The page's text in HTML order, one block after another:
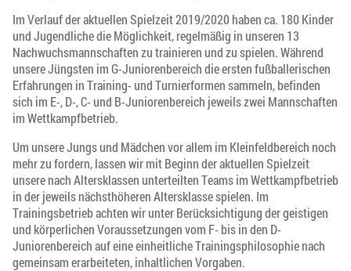
Im Verlauf der aktuellen Spielzeit 2019/2020 haben ca. 180 Kinder
und Jugendliche die Möglichkeit, regelmäßig in unseren 13
Nachwuchsmannschaften zu trainieren und zu spielen. Während
unsere Jüngsten im G-Juniorenbereich die ersten fußballerischen
Erfahrungen in Training- und Turnierformen sammeln, befinden
sich im E-, D-, C- und B-Juniorenbereich jeweils zwei Mannschaften
im Wettkampfbetrieb.
Um unsere Jungs und Mädchen vor allem im Kleinfeldbereich noch
mehr zu fordern, lassen wir mit Beginn der aktuellen Spielzeit
unsere nach Altersklassen unterteilten Teams im Wettkampfbetrieb
in der jeweils nächsthöheren Altersklasse spielen. Im
Trainingsbetrieb achten wir unter Berücksichtigung der geistigen
und körperlichen Voraussetzungen vom F- bis in den D-
Juniorenbereich auf eine einheitliche Trainingsphilosophie nach
gemeinsam erarbeiteten, inhaltlichen Vorgaben.